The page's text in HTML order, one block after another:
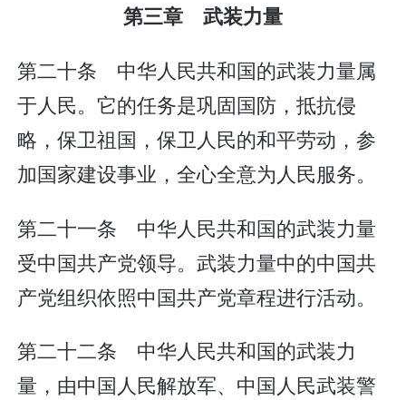
第三章 武装力量
第二十条 中华人民共和国的武装力量属
于人民。它的任务是巩固国防，抵抗侵
略，保卫祖国，保卫人民的和平劳动，参
加国家建设事业，全心全意为人民服务。
第二十一条 中华人民共和国的武装力量
受中国共产党领导。武装力量中的中国共
产党组织依照中国共产党章程进行活动。
第二十二条 中华人民共和国的武装力
量，由中国人民解放军、中国人民武装警